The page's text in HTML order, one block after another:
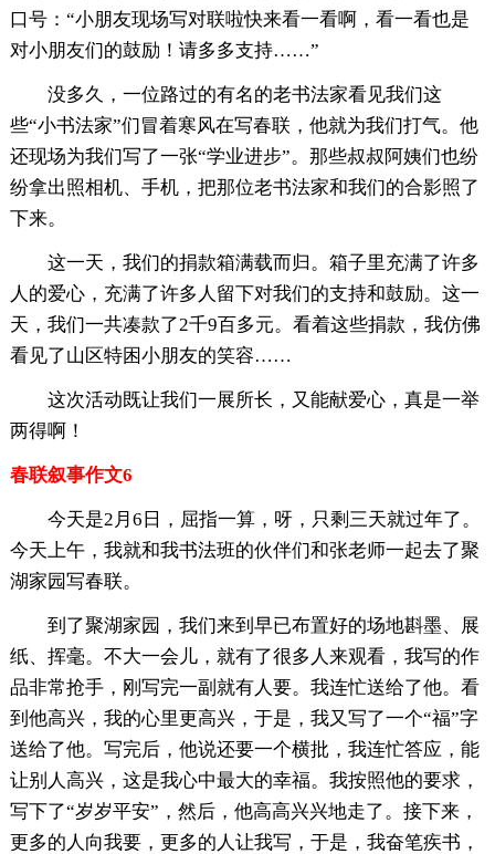
口号：“小朋友现场写对联啦快来看一看啊，看一看也是
对小朋友们的鼓励！请多多支持……”
没多久，一位路过的有名的老书法家看见我们这
些“小书法家”们冒着寒风在写春联，他就为我们打气。他
还现场为我们写了一张“学业进步”。那些叔叔阿姨们也纷
纷拿出照相机、手机，把那位老书法家和我们的合影照了
下来。
这一天，我们的捐款箱满载而归。箱子里充满了许多
人的爱心，充满了许多人留下对我们的支持和鼓励。这一
天，我们一共凑款了2千9百多元。看着这些捐款，我仿佛
看见了山区特困小朋友的笑容……
这次活动既让我们一展所长，又能献爱心，真是一举
两得啊！
春联叙事作文6
今天是2月6日，屈指一算，呀，只剩三天就过年了。
今天上午，我就和我书法班的伙伴们和张老师一起去了聚
湖家园写春联。
到了聚湖家园，我们来到早已布置好的场地斟墨、展
纸、挥毫。不大一会儿，就有了很多人来观看，我写的作
品非常抢手，刚写完一副就有人要。我连忙送给了他。看
到他高兴，我的心里更高兴，于是，我又写了一个“福”字
送给了他。写完后，他说还要一个横批，我连忙答应，能
让别人高兴，这是我心中最大的幸福。我按照他的要求，
写下了“岁岁平安”，然后，他高高兴兴地走了。接下来，
更多的人向我要，更多的人让我写，于是，我奋笔疾书，